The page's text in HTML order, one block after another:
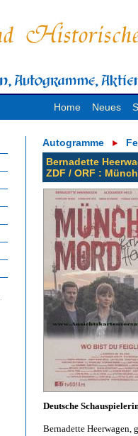
Home Neues
Autogramme
Bernadette
ZDF / ORF :
Deutsche
Bernadette Heerwagen,